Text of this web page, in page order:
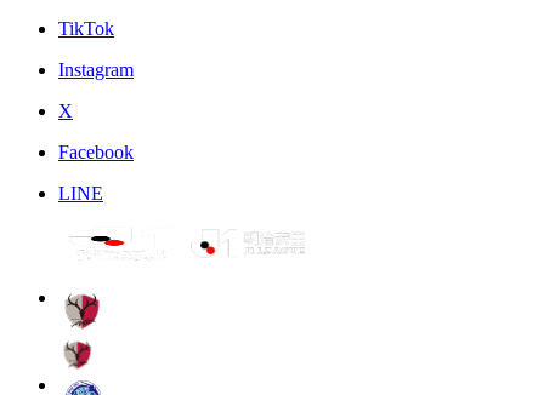
TikTok
Instagram
X
Facebook
LINE